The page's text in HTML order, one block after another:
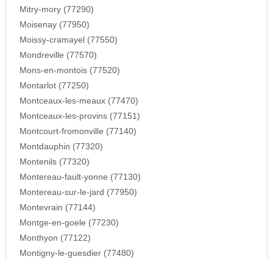
Mitry-mory (77290)
Moisenay (77950)
Moissy-cramayel (77550)
Mondreville (77570)
Mons-en-montois (77520)
Montarlot (77250)
Montceaux-les-meaux (77470)
Montceaux-les-provins (77151)
Montcourt-fromonville (77140)
Montdauphin (77320)
Montenils (77320)
Montereau-fault-yonne (77130)
Montereau-sur-le-jard (77950)
Montevrain (77144)
Montge-en-goele (77230)
Monthyon (77122)
Montigny-le-guesdier (77480)